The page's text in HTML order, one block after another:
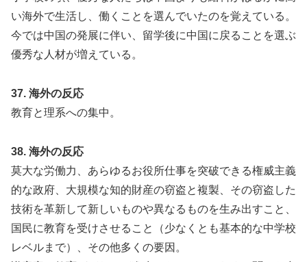
い海外で生活し、働くことを選んでいたのを覚えている。
今では中国の発展に伴い、留学後に中国に戻ることを選ぶ
優秀な人材が増えている。
37. 海外の反応
教育と理系への集中。
38. 海外の反応
莫大な労働力、あらゆるお役所仕事を突破できる権威主義
的な政府、大規模な知的財産の窃盗と複製、その窃盗した
技術を革新して新しいものや異なるものを生み出すこと、
国民に教育を受けさせること（少なくとも基本的な中学校
レベルまで）、その他多くの要因。